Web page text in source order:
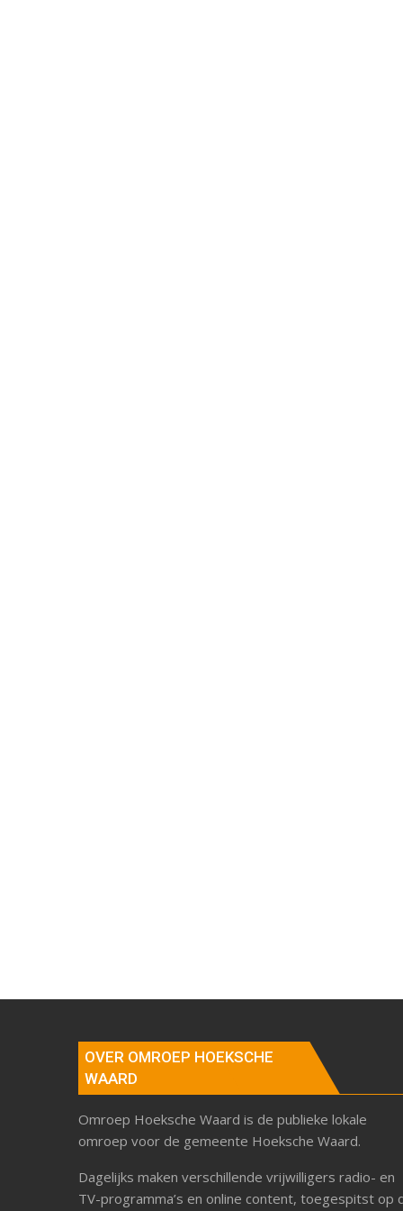
OVER OMROEP HOEKSCHE
WAARD
Omroep Hoeksche Waard is de publieke lokale
omroep voor de gemeente Hoeksche Waard.
Dagelijks maken verschillende vrijwilligers radio- en
TV-programma’s en online content, toegespitst op